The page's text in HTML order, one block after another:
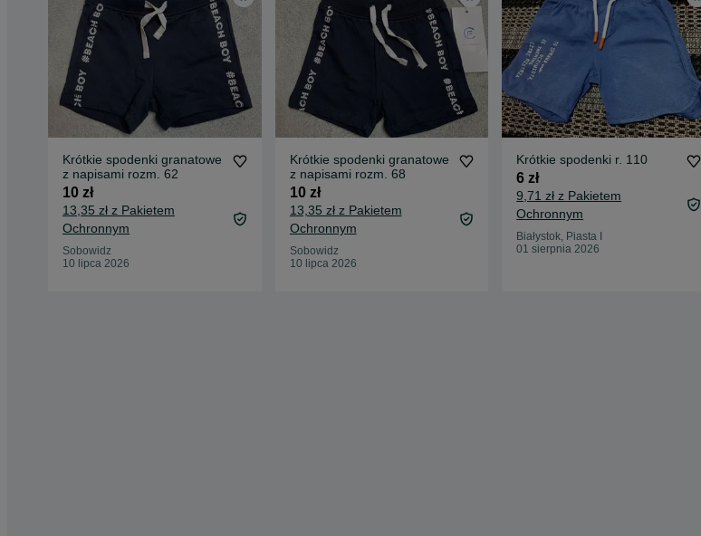
Krótkie spodenki granatowe
z napisami rozm. 62
10 zł
13,35 zł z Pakietem
Ochronnym
Sobowidz
10 lipca 2026
Krótkie spodenki granatowe
z napisami rozm. 68
10 zł
13,35 zł z Pakietem
Ochronnym
Sobowidz
10 lipca 2026
Krótkie spodenki r. 110
6 zł
9,71 zł z Pakietem
Ochronnym
Białystok, Piasta I
01 sierpnia 2026